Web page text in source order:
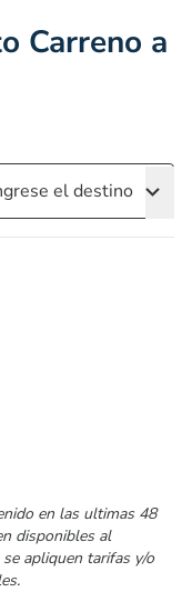
Carreno a
en las ultimas 48
disponibles al
apliquen tarifas y/o